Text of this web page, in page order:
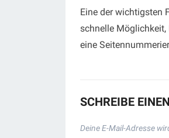
Eine der wichtigsten
schnelle
eine
SCHREIBE
Deine E-Mail-Adresse